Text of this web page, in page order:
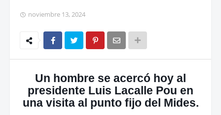
noviembre 13, 2024
Un hombre se acercó hoy al
presidente Luis Lacalle Pou en
una visita al punto fijo del Mides.